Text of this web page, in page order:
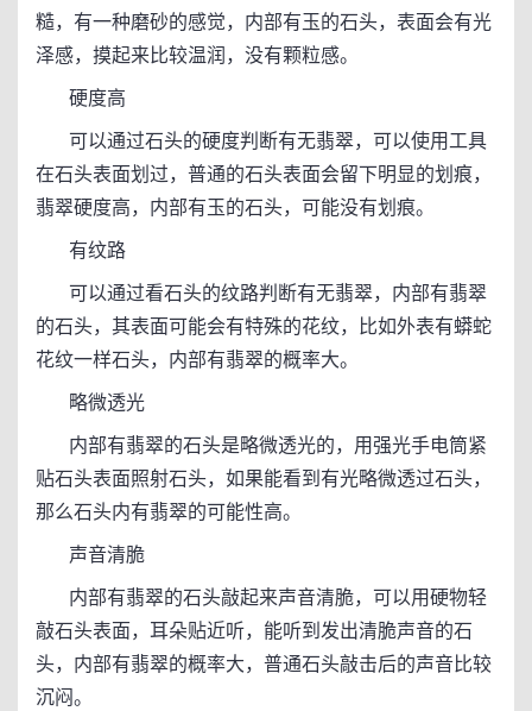
糙，有一种磨砂的感觉，内部有玉的石头，表面会有光
泽感，摸起来比较温润，没有颗粒感。
硬度高
可以通过石头的硬度判断有无翡翠，可以使用工具
在石头表面划过，普通的石头表面会留下明显的划痕，
翡翠硬度高，内部有玉的石头，可能没有划痕。
有纹路
可以通过看石头的纹路判断有无翡翠，内部有翡翠
的石头，其表面可能会有特殊的花纹，比如外表有蟒蛇
花纹一样石头，内部有翡翠的概率大。
略微透光
内部有翡翠的石头是略微透光的，用强光手电筒紧
贴石头表面照射石头，如果能看到有光略微透过石头，
那么石头内有翡翠的可能性高。
声音清脆
内部有翡翠的石头敲起来声音清脆，可以用硬物轻
敲石头表面，耳朵贴近听，能听到发出清脆声音的石
头，内部有翡翠的概率大，普通石头敲击后的声音比较
沉闷。